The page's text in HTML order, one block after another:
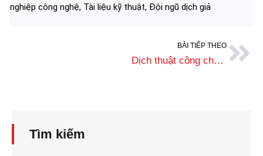
nghiệp công nghệ, Tài liệu kỹ thuật, Đội ngũ dịch giả
BÀI TIẾP THEO
Dịch thuật công chứng trong hồ sơ du học: Đặt chân đến giấc mơ nước ngoài
Tìm kiếm